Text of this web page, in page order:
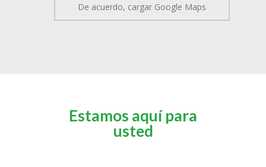
Estamos aquí para
usted
De acuerdo, cargar Google Maps